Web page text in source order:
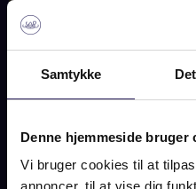
Samtykke
Denne hjemmeside bruger
Vi bruger cookies til at
annoncer, til at vise dig